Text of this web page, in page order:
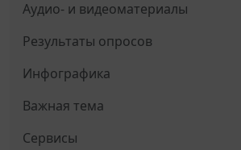
Аудио- и видеоматериалы
Результаты опросов
Инфографика
Важная тема
Сервисы